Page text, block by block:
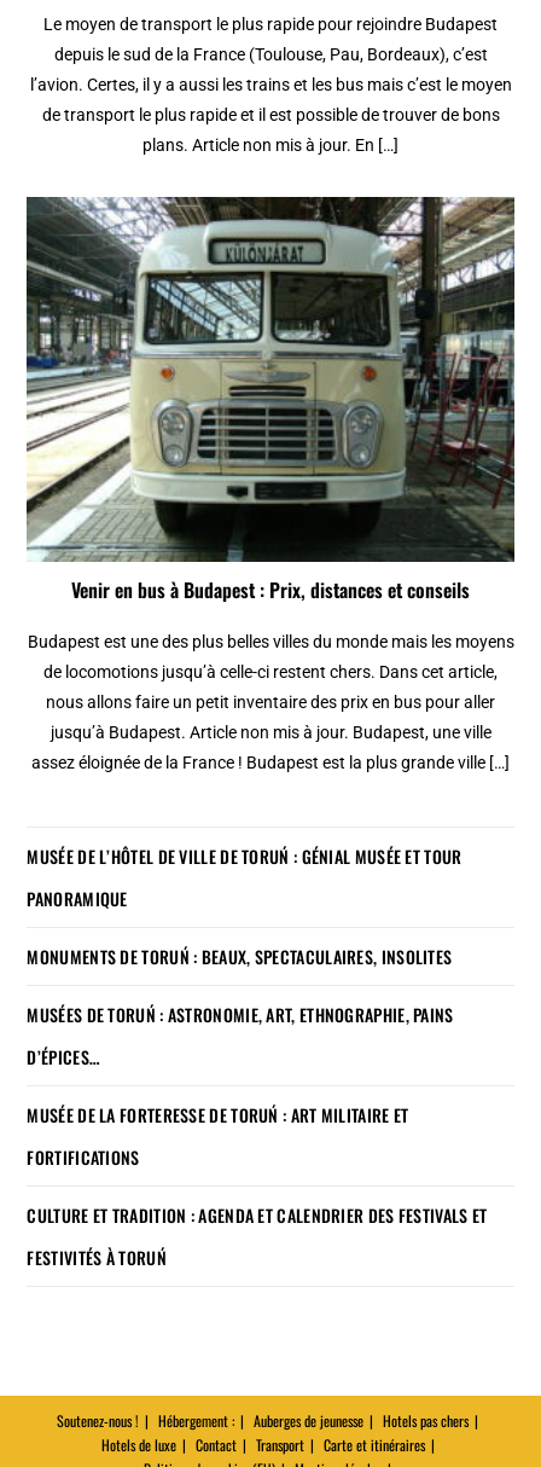
Le moyen de transport le plus rapide pour rejoindre Budapest
depuis le sud de la France (Toulouse, Pau, Bordeaux), c’est
l’avion. Certes, il y a aussi les trains et les bus mais c’est le moyen
de transport le plus rapide et il est possible de trouver de bons
plans. Article non mis à jour. En […]
Venir en bus à Budapest : Prix, distances et conseils
Budapest est une des plus belles villes du monde mais les moyens
de locomotions jusqu’à celle-ci restent chers. Dans cet article,
nous allons faire un petit inventaire des prix en bus pour aller
jusqu’à Budapest. Article non mis à jour. Budapest, une ville
assez éloignée de la France ! Budapest est la plus grande ville […]
MUSÉE DE L’HÔTEL DE VILLE DE TORUŃ : GÉNIAL MUSÉE ET TOUR
PANORAMIQUE
MONUMENTS DE TORUŃ : BEAUX, SPECTACULAIRES, INSOLITES
MUSÉES DE TORUŃ : ASTRONOMIE, ART, ETHNOGRAPHIE, PAINS
D’ÉPICES…
MUSÉE DE LA FORTERESSE DE TORUŃ : ART MILITAIRE ET
FORTIFICATIONS
CULTURE ET TRADITION : AGENDA ET CALENDRIER DES FESTIVALS ET
FESTIVITÉS À TORUŃ
Soutenez-nous ! Hébergement : Auberges de jeunesse
Hotels pas chers
Hotels de luxe
Contact Transport
Carte et itinéraires